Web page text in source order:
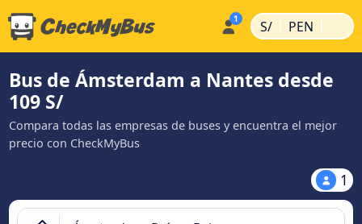
S/ | PEN |
Bus de Ámsterdam a Nantes desde
109 S/
Compara todas las empresas de buses y encuentra el mejor
precio con CheckMyBus
1